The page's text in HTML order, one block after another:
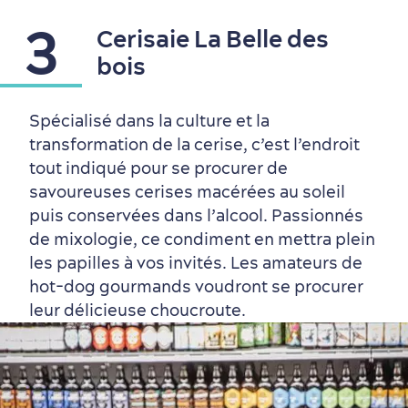
3
Cerisaie La Belle des
bois
Spécialisé dans la culture et la
transformation de la cerise, c’est l’endroit
tout indiqué pour se procurer de
savoureuses cerises macérées au soleil
puis conservées dans l’alcool. Passionnés
de mixologie, ce condiment en mettra plein
les papilles à vos invités. Les amateurs de
hot-dog gourmands voudront se procurer
leur délicieuse choucroute.